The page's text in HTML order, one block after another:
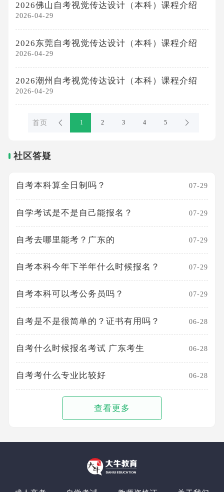
2026佛山自考视觉传达设计（本科）课程介绍
2026-04-29
2026东莞自考视觉传达设计（本科）课程介绍
2026-04-29
2026潮州自考视觉传达设计（本科）课程介绍
2026-04-29
首页 1 2 3 4 5
社区答疑
自考本科算全日制吗？ 07-29
自学考试是不是自己能报名？ 07-29
自考去哪里能考？广东的 07-29
自考本科今年下半年什么时候报名？ 07-29
自考本科可以考公务员吗？ 07-29
自考是不是很简单的？证书有用吗？ 06-28
自考什么时候报名考试 广东考生 06-28
自考考什么专业比较好 06-28
查看更多